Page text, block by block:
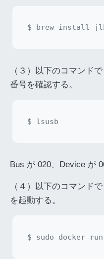
（３）以下のコマンド
番号を確認する。
Bus が 020、Device が
（４）以下のコマンド
を起動する。